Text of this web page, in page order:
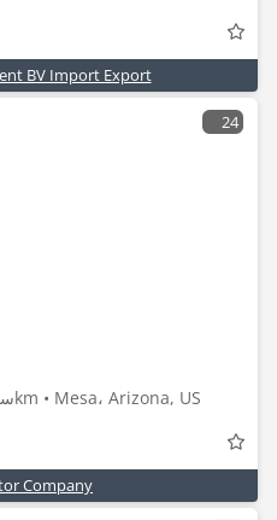
BV Import Export
24
سيارات • 2018 • 103133.4071824km • Mesa، Arizona, US
Company